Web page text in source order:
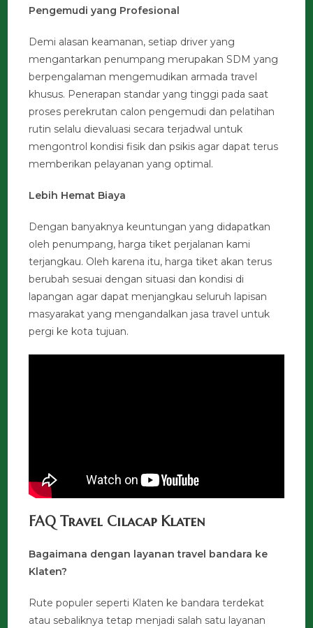
Pengemudi yang Profesional
Demi alasan keamanan, setiap driver yang
mengantarkan penumpang merupakan SDM yang
berpengalaman mengemudikan armada travel
khusus. Penerapan standar yang tinggi pada saat
proses perekrutan calon pengemudi dan pelatihan
rutin selalu dievaluasi secara terjadwal untuk
mengontrol kondisi fisik dan psikis agar dapat terus
memberikan pelayanan yang optimal.
Lebih Hemat Biaya
Dengan banyaknya keuntungan yang didapatkan
oleh penumpang, harga tiket perjalanan kami
terjangkau. Oleh karena itu, harga tiket akan terus
berubah sesuai dengan situasi dan kondisi di
lapangan agar dapat menjangkau seluruh lapisan
masyarakat yang mengandalkan jasa travel untuk
pergi ke kota tujuan.
FAQ Travel Cilacap Klaten
Bagaimana dengan layanan travel bandara ke
Klaten?
Rute populer seperti Klaten ke bandara terdekat
atau sebaliknya tetap menjadi salah satu layanan